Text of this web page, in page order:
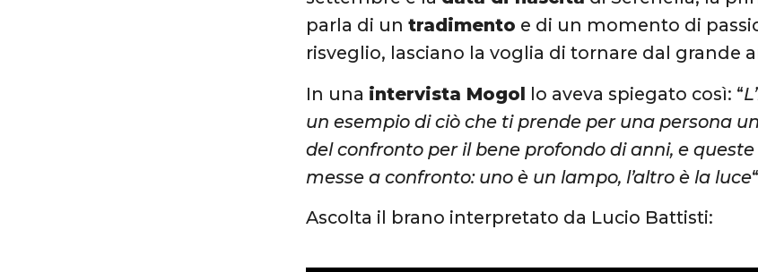
parla di untradimento e di un momento di
risveglio, lasciano la voglia di tornare dal grande
In una intervista Mogol lo aveva spiegato così: “
un esempio di ciò che ti prende per una persona
del confronto per il bene profondo di anni, e queste
messe a confronto: uno è un lampo, l’altro è la luce
Ascolta il brano interpretato da Lucio Battisti: